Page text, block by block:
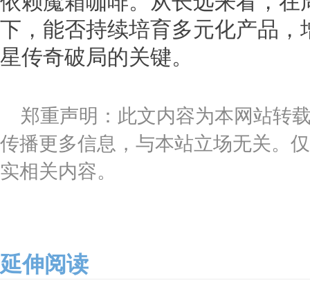
下，能否持续培育多元化产品，
星传奇破局的关键。
郑重声明：此文内容为本网站转
传播更多信息，与本站立场无关。
实相关内容。
延伸阅读